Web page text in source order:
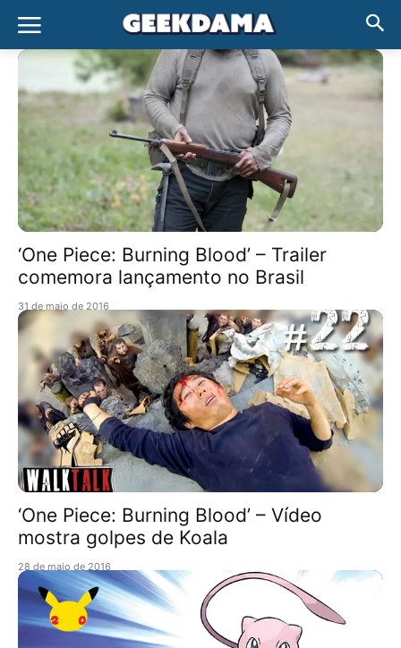
‘One Piece: Burning Blood’ – Trailer
comemora lançamento no Brasil
31 de maio de 2016
‘One Piece: Burning Blood’ – Vídeo
mostra golpes de Koala
28 de maio de 2016